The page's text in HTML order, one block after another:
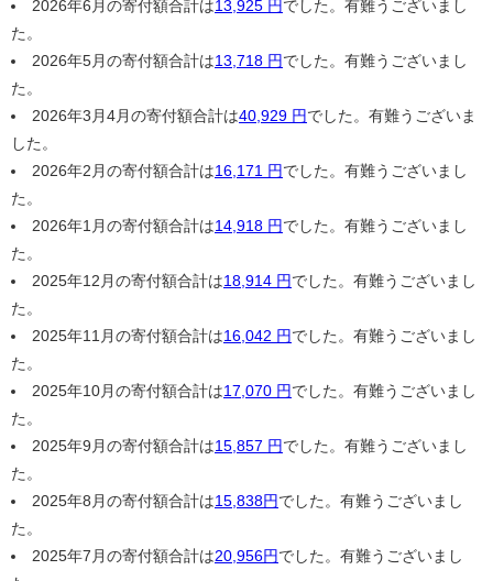
2026年6月の寄付額合計は13,925 円 でした。有難うございまし
た。
2026年5月の寄付額合計は13,718 円 でした。有難うございまし
た。
2026年3月4月の寄付額合計は40,929 円 でした。有難うございま
した。
2026年2月の寄付額合計は16,171 円 でした。有難うございまし
た。
2026年1月の寄付額合計は14,918 円 でした。有難うございまし
た。
2025年12月の寄付額合計は18,914 円 でした。有難うございまし
た。
2025年11月の寄付額合計は16,042 円 でした。有難うございまし
た。
2025年10月の寄付額合計は17,070 円 でした。有難うございまし
た。
2025年9月の寄付額合計は15,857 円 でした。有難うございまし
た。
2025年8月の寄付額合計は15,838円 でした。有難うございまし
た。
2025年7月の寄付額合計は20,956円 でした。有難うございまし